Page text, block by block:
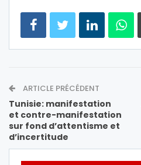
ARTICLE PRÉCÉDENT
Tunisie: manifestation
et contre-manifestation
sur fond d’attentisme et
d’incertitude